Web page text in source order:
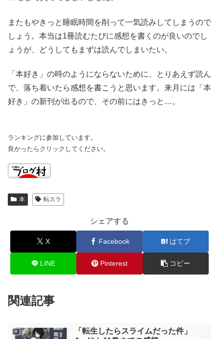
またもやきっと睡眠時間を削って一気読みしてしまうので
しょう。本当は1冊読むたびに感想を書くのが良いのでし
ょうが、どうしてもまずは読んでしまいたい。
「本好き」の時のようにならないために、とりあえず読ん
で、落ち着いたら感想を書こうと思います。来月には「本
好き」の新刊が出るので、その前にはきっと…。
ランキングに参加しています。
良かったらクリックしてください。
本 転スラ
シェアする
X Facebook はてブ
LINE Pinterest コピー
関連記事
本
「転生したらスライムだった件」